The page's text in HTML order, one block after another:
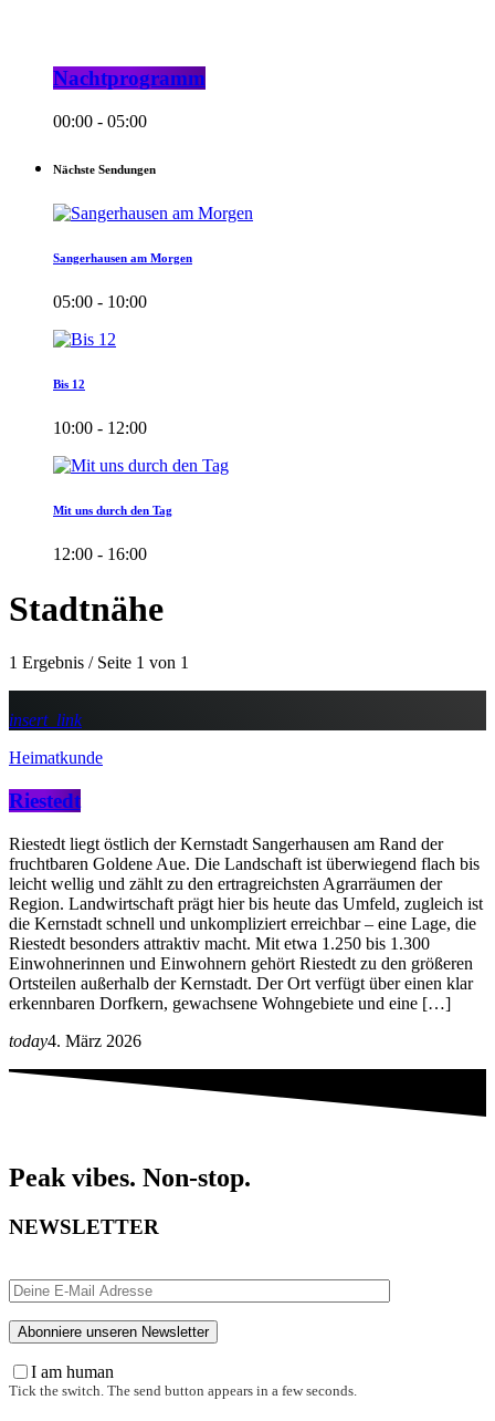
Nachtprogramm
00:00 - 05:00
Nächste Sendungen
Sangerhausen am Morgen
05:00 - 10:00
Bis 12
10:00 - 12:00
Mit uns durch den Tag
12:00 - 16:00
Stadtnähe
1 Ergebnis / Seite 1 von 1
insert_link
Heimatkunde
Riestedt
Riestedt liegt östlich der Kernstadt Sangerhausen am Rand der
fruchtbaren Goldene Aue. Die Landschaft ist überwiegend flach bis
leicht wellig und zählt zu den ertragreichsten Agrarräumen der
Region. Landwirtschaft prägt hier bis heute das Umfeld, zugleich ist
die Kernstadt schnell und unkompliziert erreichbar – eine Lage, die
Riestedt besonders attraktiv macht. Mit etwa 1.250 bis 1.300
Einwohnerinnen und Einwohnern gehört Riestedt zu den größeren
Ortsteilen außerhalb der Kernstadt. Der Ort verfügt über einen klar
erkennbaren Dorfkern, gewachsene Wohngebiete und eine […]
today4. März 2026
Peak vibes. Non-stop.
NEWSLETTER
I am human
Tick the switch. The send button appears in a few seconds.